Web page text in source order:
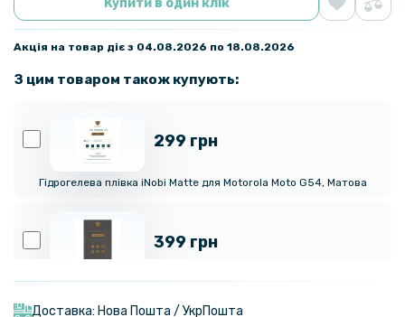
Акція на товар діє з 04.08.2026 по 18.08.2026
З цим товаром також купують:
299 грн
Гідрогелева плівка iNobi Matte для Motorola Moto G54, Матова
399 грн
Гідрогелева плівка iNobi Privacy Matte для Motorola Moto G54
Доставка: Нова Пошта / УкрПошта